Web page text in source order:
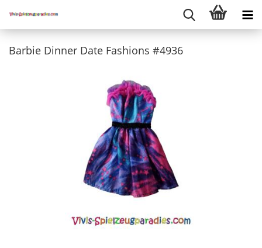
Barbie Dinner Date Fashions #4936